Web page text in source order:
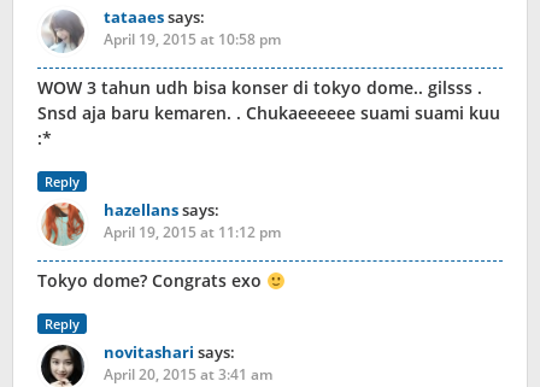
tataaessays:
April 19, 2015 at 10:58 pm
WOW 3 tahun udh bisa konser di tokyo dome.. gilsss .
Snsd aja baru kemaren. . Chukaeeeeee suami suami kuu
:*
Reply
hazellanssays:
April 19, 2015 at 11:12 pm
Tokyo dome? Congrats exo
Reply
novitashari says:
April 20, 2015 at 3:41 am